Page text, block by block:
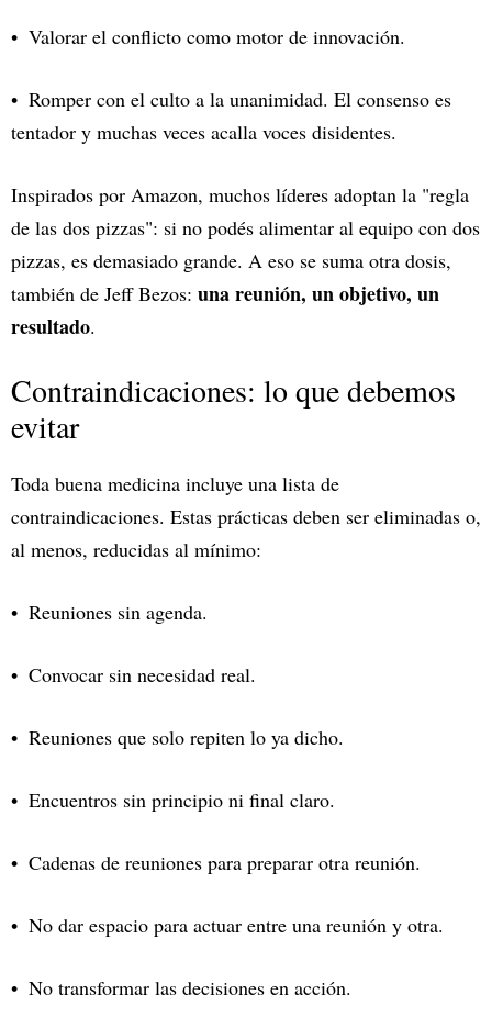
Valorar el conflicto como motor de innovación.
Romper con el culto a la unanimidad. El consenso es
tentador y muchas veces acalla voces disidentes.
Inspirados por Amazon, muchos líderes adoptan la "regla
de las dos pizzas": si no podés alimentar al equipo con dos
pizzas, es demasiado grande. A eso se suma otra dosis,
también de Jeff Bezos: una reunión, un objetivo, un
resultado.
Contraindicaciones: lo que debemos
evitar
Toda buena medicina incluye una lista de
contraindicaciones. Estas prácticas deben ser eliminadas o,
al menos, reducidas al mínimo:
Reuniones sin agenda.
Convocar sin necesidad real.
Reuniones que solo repiten lo ya dicho.
Encuentros sin principio ni final claro.
Cadenas de reuniones para preparar otra reunión.
No dar espacio para actuar entre una reunión y otra.
No transformar las decisiones en acción.